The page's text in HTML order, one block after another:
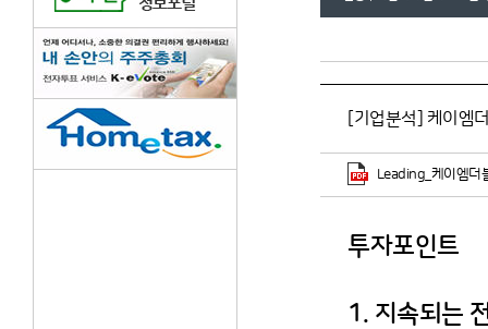
[기업분석] 케이엠
Leading_케이엠
투자포인트
1. 지속되는